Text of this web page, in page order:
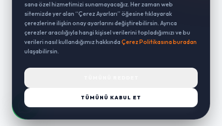
sana özel hizmetimizi sunamayacağız. Her zaman web
sitemizde yer alan “Çerez Ayarları” öğesine tıklayarak
çerezlerine ilişkin onay ayarlarını değiştirebilirsin. Ayrıca
çerezler aracılığıyla hangi kişisel verilerini topladığımızı ve bu
verileri nasıl kullandığımız hakkında Çerez Politikasına buradan
ulaşabilirsin.
TÜMÜNÜ KABUL ET